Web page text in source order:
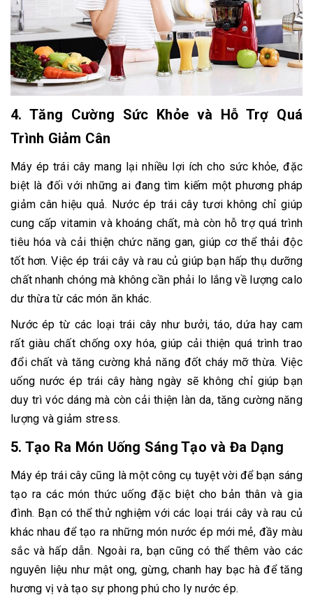
4.Tăng Cường Sức Khỏe và Hỗ Trợ Quá
Trình Giảm Cân
Máy ép trái cây mang lại nhiều lợi ích cho sức khỏe, đặc
biệt là đối với những ai đang tìm kiếm một phương pháp
giảm cân hiệu quả. Nước ép trái cây tươi không chỉ giúp
cung cấp vitamin và khoáng chất, mà còn hỗ trợ quá trình
tiêu hóa và cải thiện chức năng gan, giúp cơ thể thải độc
tốt hơn. Việc ép trái cây và rau củ giúp bạn hấp thụ dưỡng
chất nhanh chóng mà không cần phải lo lắng về lượng calo
dư thừa từ các món ăn khác.
Nước ép từ các loại trái cây như bưởi, táo, dứa hay cam
rất giàu chất chống oxy hóa, giúp cải thiện quá trình trao
đổi chất và tăng cường khả năng đốt cháy mỡ thừa. Việc
uống nước ép trái cây hàng ngày sẽ không chỉ giúp bạn
duy trì vóc dáng mà còn cải thiện làn da, tăng cường năng
lượng và giảm stress.
5. Tạo Ra Món Uống Sáng Tạo và Đa Dạng
Máy ép trái cây cũng là một công cụ tuyệt vời để bạn sáng
tạo ra các món thức uống đặc biệt cho bản thân và gia
đình. Bạn có thể thử nghiệm với các loại trái cây và rau củ
khác nhau để tạo ra những món nước ép mới mẻ, đầy màu
sắc và hấp dẫn. Ngoài ra, bạn cũng có thể thêm vào các
nguyên liệu như mật ong, gừng, chanh hay bạc hà để tăng
hương vị và tạo sự phong phú cho ly nước ép.